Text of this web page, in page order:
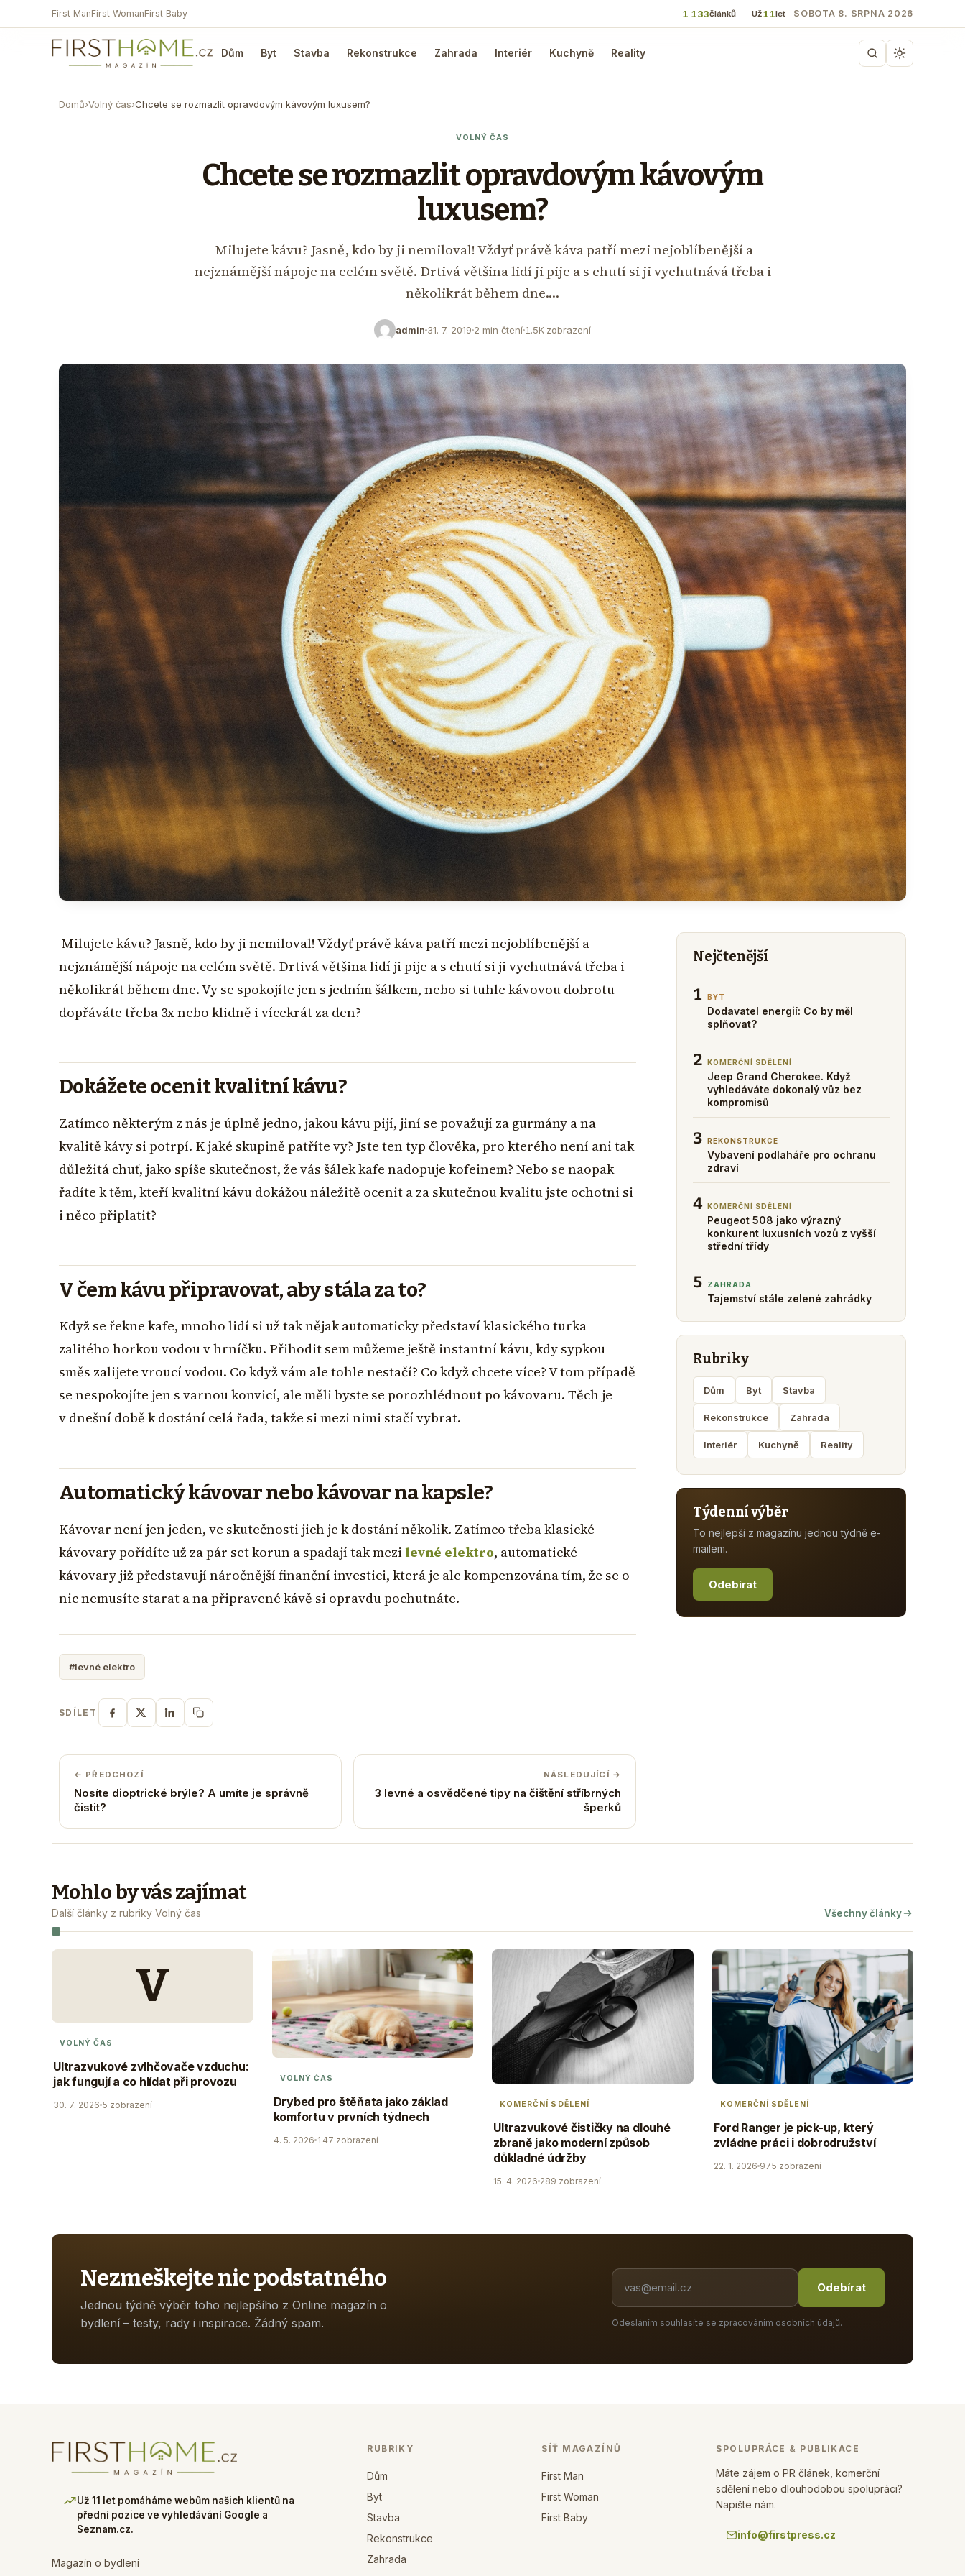
First ManFirst WomanFirst Baby 1 133článků Už11let SOBOTA 8. SRPNA 2026
Dům Byt Stavba Rekonstrukce Zahrada Interiér Kuchyně Reality
Domů›Volný čas›Chcete se rozmazlit opravdovým kávovým luxusem?
VOLNÝ ČAS
Chcete se rozmazlit opravdovým kávovým
luxusem?
Milujete kávu? Jasně, kdo by ji nemiloval! Vždyť právě káva patří mezi nejoblíbenější a
nejznámější nápoje na celém světě. Drtivá většina lidí ji pije a s chutí si ji vychutnává třeba i
několikrát během dne.…
admin 31. 7. 2019 2 min čtení 1.5K zobrazení
Milujete kávu? Jasně, kdo by ji nemiloval! Vždyť právě káva patří mezi nejoblíbenější a
nejznámější nápoje na celém světě. Drtivá většina lidí ji pije a s chutí si ji vychutnává třeba i
několikrát během dne. Vy se spokojíte jen s jedním šálkem, nebo si tuhle kávovou dobrotu
dopřáváte třeba 3x nebo klidně i vícekrát za den?
Dokážete ocenit kvalitní kávu?
Zatímco některým z nás je úplně jedno, jakou kávu pijí, jiní se považují za gurmány a na
kvalitě kávy si potrpí. K jaké skupině patříte vy? Jste ten typ člověka, pro kterého není ani tak
důležitá chuť, jako spíše skutečnost, že vás šálek kafe nadopuje kofeinem? Nebo se naopak
řadíte k těm, kteří kvalitní kávu dokážou náležitě ocenit a za skutečnou kvalitu jste ochotni si
i něco připlatit?
V čem kávu připravovat, aby stála za to?
Když se řekne kafe, mnoho lidí si už tak nějak automaticky představí klasického turka
zalitého horkou vodou v hrníčku. Přihodit sem můžeme ještě instantní kávu, kdy sypkou
směs zalijete vroucí vodou. Co když vám ale tohle nestačí? Co když chcete více? V tom případě
se nespokojíte jen s varnou konvicí, ale měli byste se porozhlédnout po kávovaru. Těch je
v dnešní době k dostání celá řada, takže si mezi nimi stačí vybrat.
Automatický kávovar nebo kávovar na kapsle?
Kávovar není jen jeden, ve skutečnosti jich je k dostání několik. Zatímco třeba klasické
kávovary pořídíte už za pár set korun a spadají tak mezi levné elektro, automatické
kávovary již představují náročnější finanční investici, která je ale kompenzována tím, že se o
nic nemusíte starat a na připravené kávě si opravdu pochutnáte.
#levné elektro
SDÍLET
← PŘEDCHOZÍ
Nosíte dioptrické brýle? A umíte je správně
čistit?
NÁSLEDUJÍCÍ →
3 levné a osvědčené tipy na čištění stříbrných
šperků
Nejčtenější
1 BYT
Dodavatel energií: Co by měl
splňovat?
2 KOMERČNÍ SDĚLENÍ
Jeep Grand Cherokee. Když
vyhledáváte dokonalý vůz bez
kompromisů
3 REKONSTRUKCE
Vybavení podlaháře pro ochranu
zdraví
4 KOMERČNÍ SDĚLENÍ
Peugeot 508 jako výrazný
konkurent luxusních vozů z vyšší
střední třídy
5 ZAHRADA
Tajemství stále zelené zahrádky
Rubriky
Dům Byt Stavba
Rekonstrukce Zahrada
Interiér Kuchyně Reality
Týdenní výběr
To nejlepší z magazínu jednou týdně e-
mailem.
Odebírat
Mohlo by vás zajímat
Další články z rubriky Volný čas Všechny články
V
VOLNÝ ČAS
Ultrazvukové zvlhčovače vzduchu:
jak fungují a co hlídat při provozu
30. 7. 2026 5 zobrazení
VOLNÝ ČAS
Drybed pro štěňata jako základ
komfortu v prvních týdnech
4. 5. 2026 147 zobrazení
KOMERČNÍ SDĚLENÍ
Ultrazvukové čističky na dlouhé
zbraně jako moderní způsob
důkladné údržby
15. 4. 2026 289 zobrazení
KOMERČNÍ SDĚLENÍ
Ford Ranger je pick-up, který
zvládne práci i dobrodružství
22. 1. 2026 975 zobrazení
Nezmeškejte nic podstatného
Jednou týdně výběr toho nejlepšího z Online magazín o
bydlení – testy, rady i inspirace. Žádný spam.
Odebírat
Odesláním souhlasíte se zpracováním osobních údajů.
Už 11 let pomáháme webům našich klientů na
přední pozice ve vyhledávání Google a
Seznam.cz.
Magazín o bydlení
RUBRIKY
Dům
Byt
Stavba
Rekonstrukce
Zahrada
SÍŤ MAGAZÍNŮ
First Man
First Woman
First Baby
SPOLUPRÁCE & PUBLIKACE
Máte zájem o PR článek, komerční
sdělení nebo dlouhodobou spolupráci?
Napište nám.
info@firstpress.cz